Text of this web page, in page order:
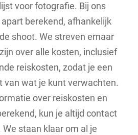
voor fotografie. Bij ons
berekend, afhankelijk
shoot. We streven ernaar
over alle kosten, inclusief
reiskosten, zodat je een
van wat je kunt verwachten.
over reiskosten en
kun je altijd contact
staan klaar om al je